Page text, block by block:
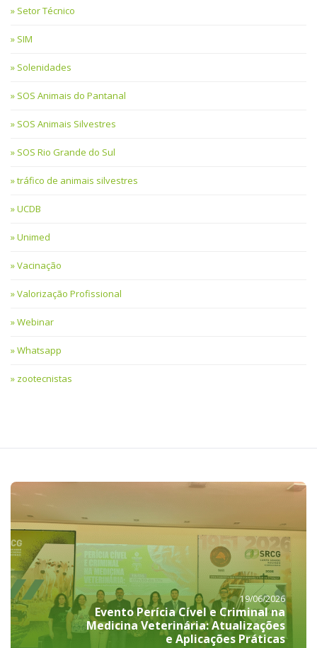
Setor Técnico
SIM
Solenidades
SOS Animais do Pantanal
SOS Animais Silvestres
SOS Rio Grande do Sul
tráfico de animais silvestres
UCDB
Unimed
Vacinação
Valorização Profissional
Webinar
Whatsapp
zootecnistas
19/06/2026
Evento Perícia Cível e Criminal na
Medicina Veterinária: Atualizações
e Aplicações Práticas